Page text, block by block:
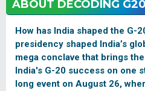
ABOUT DECODING
How has India shaped the G-
presidency shaped India’s
mega conclave that brings
India's G-20 success on one
long event on August 26,